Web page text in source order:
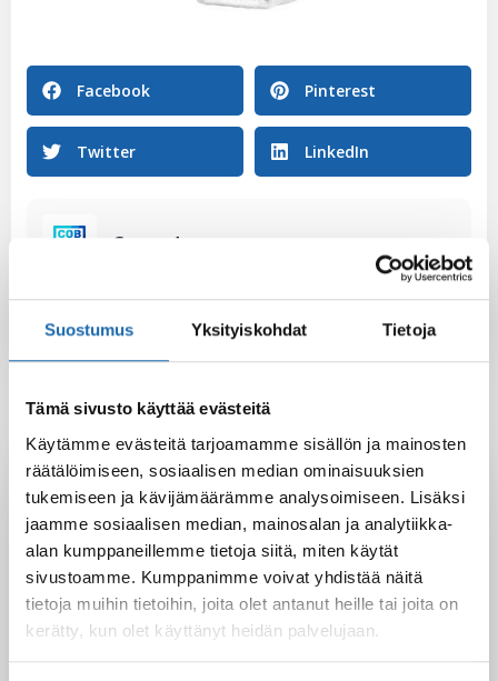
Suostumus Yksityiskohdat Tietoja
Tämä sivusto käyttää evästeitä
Käytämme evästeitä tarjoamamme sisällön ja mainosten
räätälöimiseen, sosiaalisen median ominaisuuksien
tukemiseen ja kävijämäärämme analysoimiseen. Lisäksi
jaamme sosiaalisen median, mainosalan ja analytiikka-
alan kumppaneillemme tietoja siitä, miten käytät
sivustoamme. Kumppanimme voivat yhdistää näitä
tietoja muihin tietoihin, joita olet antanut heille tai joita on
kerätty, kun olet käyttänyt heidän palvelujaan.
Facebook Pinterest
Twitter LinkedIn
Gennady
Latest Post
Black Friday & cyber Monday 2025!
28.11.2025